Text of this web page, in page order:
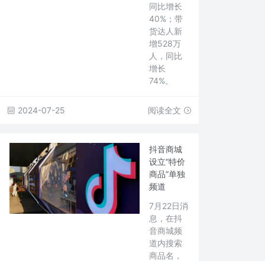
同比增长
40%；带
货达人新
增528万
人，同比
增长
74%。
2024-07-25 阅读全文
抖音商城
设立“特价
商品”单独
频道
7月22日消
息，在抖
音商城频
道内搜索
商品名，